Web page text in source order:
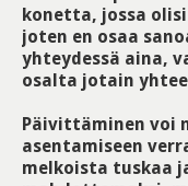
konetta, jossa
joten en osaa
yhteydessä aina,
osalta jotain
Päivittäminen voi
asentamiseen
melkoista tuskaa